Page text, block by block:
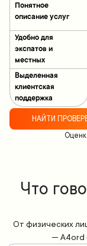
Понятное
описание услуг
Удобно для
экспатов и
местных
Выделенная
клиентская
поддержка
НАЙТИ
Что
От физических
— A4ord